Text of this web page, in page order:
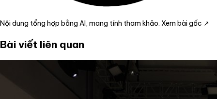
Nội dung tổng hợp bằng AI, mang tính tham khảo. Xem bài gốc ↗
Bài viết liên quan